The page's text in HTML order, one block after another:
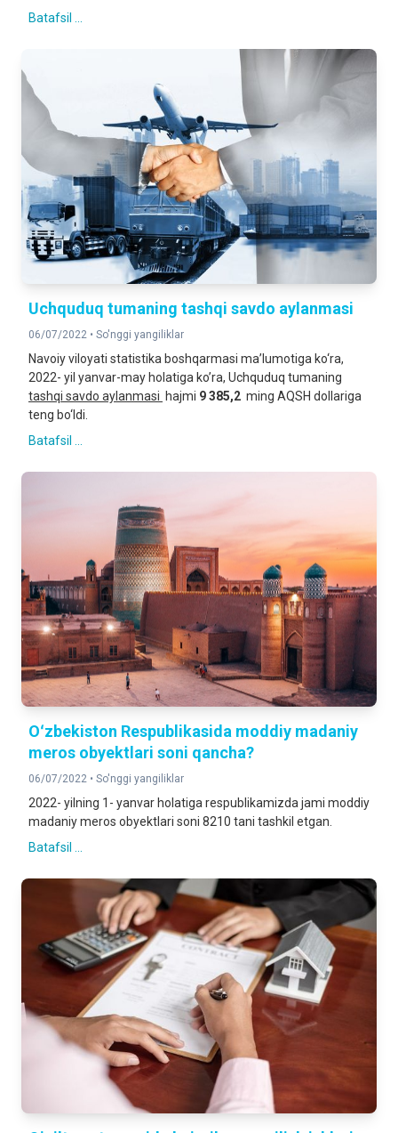
Batafsil ...
Uchquduq tumaning tashqi savdo aylanmasi
06/07/2022 • So'nggi yangiliklar
Navoiy viloyati statistika boshqarmasi ma’lumotiga ko‘ra,
2022- yil yanvar-may holatiga ko’ra, Uchquduq tumaning
tashqi savdo aylanmasi hajmi 9 385,2 ming AQSH dollariga
teng bo‘ldi.
Batafsil ...
Oʻzbekiston Respublikasida moddiy madaniy
meros obyektlari soni qancha?
06/07/2022 • So'nggi yangiliklar
2022- yilning 1- yanvar holatiga respublikamizda jami moddiy
madaniy meros obyektlari soni 8210 tani tashkil etgan.
Batafsil ...